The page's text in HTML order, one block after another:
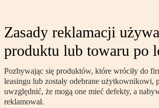
Zasady reklamacji
produktu lub towaru po
Pozbywając się produktów, które wróciły do
leasingu lub zostały odebrane użytkownikowi,
uwzględnić, że mogą one mieć defekty, a
reklamował.